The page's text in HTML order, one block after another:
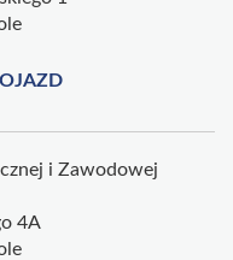
i Zawodowej
4A